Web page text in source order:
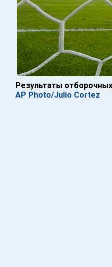
Результаты
AP Photo/Julio Cortez